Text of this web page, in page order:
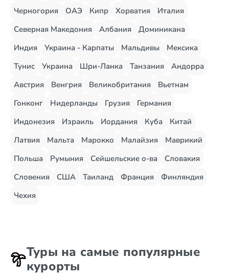
Черногория
ОАЭ Кипр Хорватия
Италия
Северная Македония
Албания
Доминикана
Индия
Украина - Карпаты Мальдивы
Мексика
Тунис
Украина Шри-Ланка Танзания
Андорра
Австрия
Венгрия Великобритания
Вьетнам
Гонконг
Нидерланды Грузия
Германия
Индонезия
Израиль Иордания Куба
Китай
Латвия
Мальта Марокко Малайзия
Маврикий
Польша
Румыния Сейшельские о-ва
Словакия
Словения
США Таиланд Франция
Финляндия
Чехия
Туры на самые популярные
курорты